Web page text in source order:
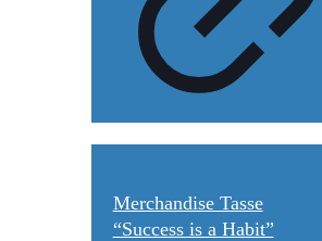
Merchandise Tasse
“Success is a Habit”